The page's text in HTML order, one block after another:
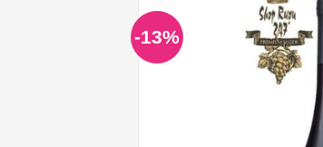
-13%